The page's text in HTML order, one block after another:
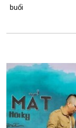
buổi